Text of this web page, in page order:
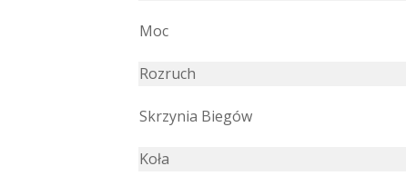
Moc
Rozruch
Skrzynia Biegów
Koła